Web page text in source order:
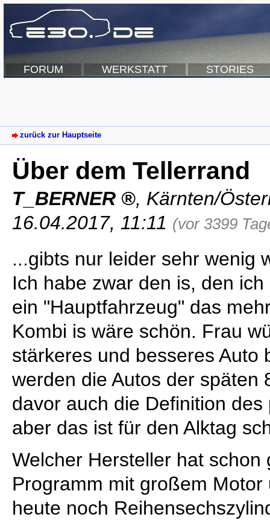
FORUM WERKSTATT STORIES
zurück zur Hauptseite
Über dem Tellerrand
T_BERNER , Kärnten/
16.04.2017, 11:11 (vor 3399
...gibts nur leider sehr wenig
Ich habe zwar den is, den
ein "Hauptfahrzeug" das
Kombi is wäre schön. Frau
stärkeres und besseres Auto
werden die Autos der späten
davor auch die Definition
aber das ist für den Alktag
Welcher Hersteller hat
Programm mit großem Motor
heute noch